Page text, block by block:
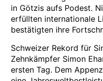
in Götzis aufs Podest.
erfüllten internationale
bestätigten ihre
Schweizer Rekord für
Zehnkämpfer Simon
ersten Tag. Dem